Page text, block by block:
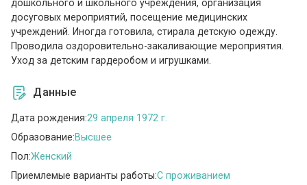
дошкольного и школьного учреждения, организация
досуговых мероприятий, посещение медицинских
учреждений. Иногда готовила, стирала детскую одежду.
Проводила оздоровительно-закаливающие мероприятия.
Уход за детским гардеробом и игрушками.
Данные
Дата рождения:29 апреля 1972 г.
Образование:Высшее
Пол:Женский
Приемлемые варианты работы:C проживанием